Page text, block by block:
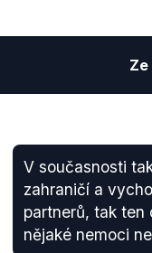
V současnosti
zahraničí a
partnerů, tak ten
nějaké nemoci